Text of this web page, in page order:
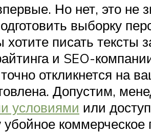
Но нет, это не
выборку
писать тексты
и SEO-
откликнется на
Допустим,
условиями или
коммерческое